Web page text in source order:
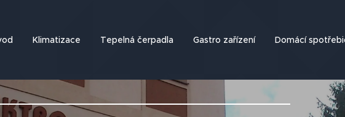
Klimatizace Tepelná čerpadla Gastro zařízení Domácí